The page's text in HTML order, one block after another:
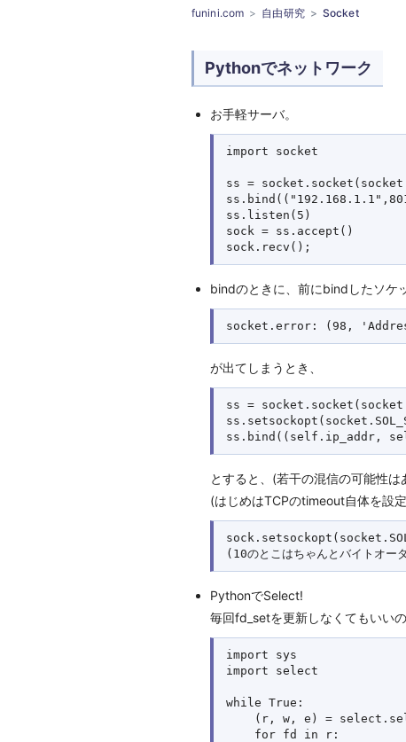
funini.com 自由研究 Socket
Pythonでネットワーク
お手軽サーバ。
import socket
ss =
ss.listen(5)
sock = ss.accept()
bindのときに、前にbindしたソケ
が出てしまうとき、
ss =
とすると、(若干の混信の可能性は
(はじめはTCPのtimeout自体を設
PythonでSelect!
毎回fd_setを更新しなくてもいいの
import sys
import select
while True:
(r, w, e) =
    for fd in r: